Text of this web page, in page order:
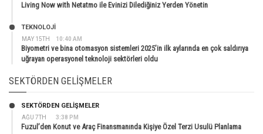
Living Now with Netatmo ile Evinizi Dilediğiniz Yerden Yönetin
MAY 15TH 10:40 AM
TEKNOLOJİ
Biyometri ve bina otomasyon sistemleri 2025’in ilk aylarında en çok saldırıya
uğrayan operasyonel teknoloji sektörleri oldu
SEKTÖRDEN GELIŞMELER
AĞU 7TH 3:38 PM
SEKTÖRDEN GELIŞMELER
Fuzul’den Konut ve Araç Finansmanında Kişiye Özel Terzi Usulü Planlama